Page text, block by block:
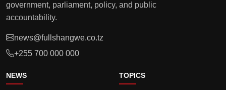
government, parliament, policy, and public
accountability.
news@fullshangwe.co.tz
+255 700 000 000
NEWS TOPICS